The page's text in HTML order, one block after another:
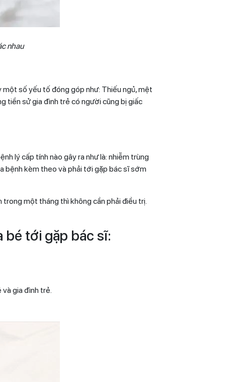
nhau
một số yếu tố đóng góp như: Thiếu ngủ, mệt
tiền sử gia đình trẻ có người cũng bị giấc
lý cấp tính nào gây ra như là: nhiễm trùng
bệnh kèm theo và phải tới gặp bác sĩ sớm
một tháng thì không cần phải điều trị.
bé tới gặp bác sĩ:
gia đình trẻ.